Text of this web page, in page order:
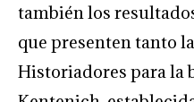
también los
que presenten tanto
Historiadores para la